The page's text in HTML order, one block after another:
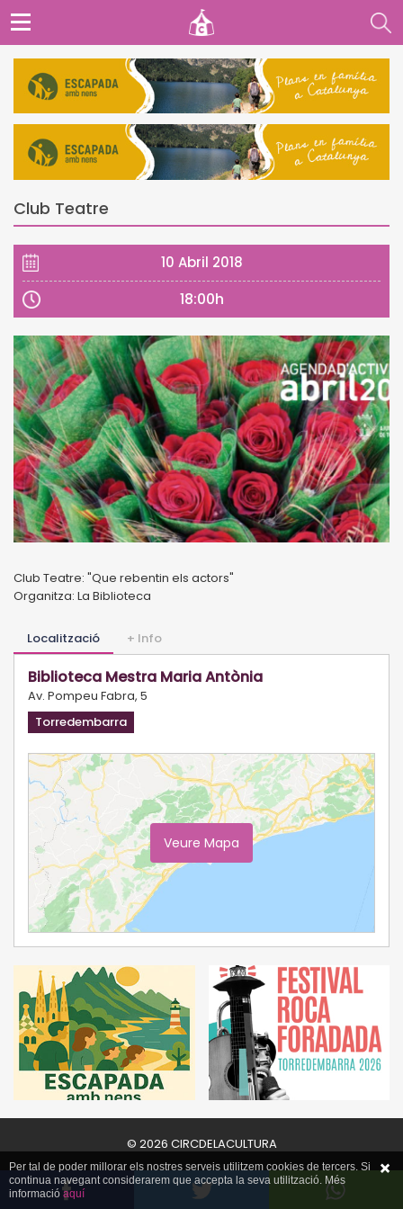
Club Teatre
10 Abril 2018
18:00h
Club Teatre: "Que rebentin els actors"
Organitza: La Biblioteca
Localització + Info
Biblioteca Mestra Maria Antònia
Av. Pompeu Fabra, 5
Torredembarra
Veure Mapa
© 2026 CIRCDELACULTURA
Per tal de poder millorar els nostres serveis utilitzem cookies de tercers. Si
continua navegant considerarem que accepta la seva utilització. Més
informacióaquí